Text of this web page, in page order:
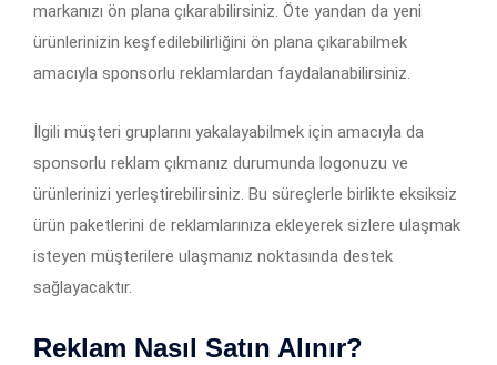
markanızı ön plana çıkarabilirsiniz. Öte yandan da yeni
ürünlerinizin keşfedilebilirliğini ön plana çıkarabilmek
amacıyla sponsorlu reklamlardan faydalanabilirsiniz.
İlgili müşteri gruplarını yakalayabilmek için amacıyla da
sponsorlu reklam çıkmanız durumunda logonuzu ve
ürünlerinizi yerleştirebilirsiniz. Bu süreçlerle birlikte eksiksiz
ürün paketlerini de reklamlarınıza ekleyerek sizlere ulaşmak
isteyen müşterilere ulaşmanız noktasında destek
sağlayacaktır.
Reklam Nasıl Satın Alınır?